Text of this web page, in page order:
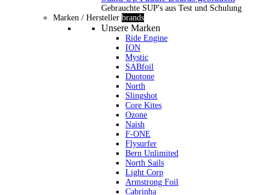
Gebrauchte SUP's aus Test und Schulung
Marken / Hersteller brands
Unsere Marken
Ride Engine
ION
Mystic
SABfoil
Duotone
North
Slingshot
Core Kites
Ozone
Naish
F-ONE
Flysurfer
Bern Unlimited
North Sails
Light Corp
Armstrong Foil
Cabrinha